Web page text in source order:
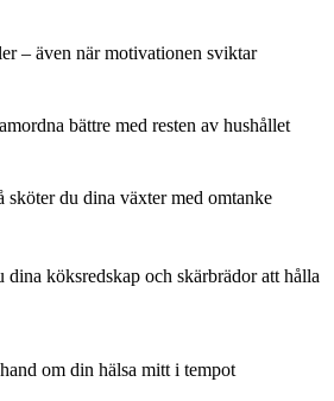
– även när motivationen sviktar
bättre med resten av hushållet
sköter du dina växter med omtanke
dina köksredskap och skärbrädor att hålla
om din hälsa mitt i tempot